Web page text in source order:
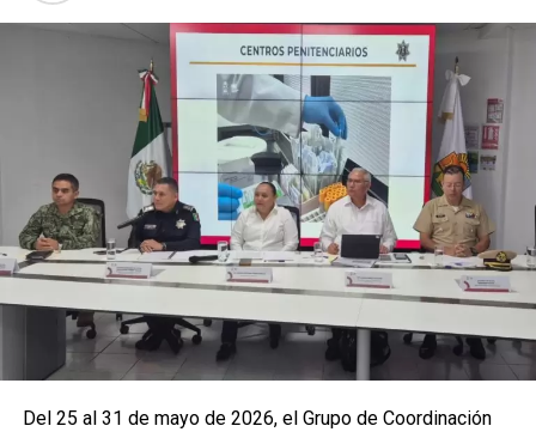
La coordinación tecnológica del C5 y el despliegue
operativo en campo permitieron la recuperación de105
relacionados con reportes de robo o probables
hechos delictivos. Además, se realizaron
24 mil 622
revisiones preventivasa personas y unidades
vehiculares, reforzando la vigilancia en zonas estratégicas
y puntos de alta movilidad.
Del 25 al 31 de mayo de 2026, el Grupo de Coordinación